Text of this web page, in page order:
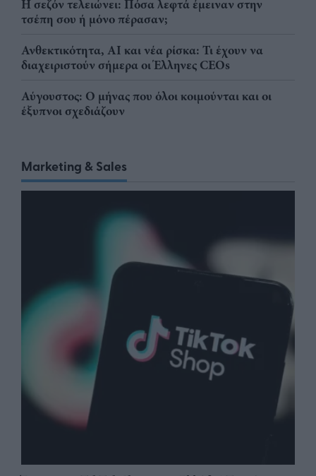
Η σεζόν τελειώνει: Πόσα λεφτά έμειναν στην
τσέπη σου ή μόνο πέρασαν;
Ανθεκτικότητα, AI και νέα ρίσκα: Τι έχουν να
διαχειριστούν σήμερα οι Έλληνες CEOs
Αύγουστος: Ο μήνας που όλοι κοιμούνται και οι
έξυπνοι σχεδιάζουν
Marketing & Sales